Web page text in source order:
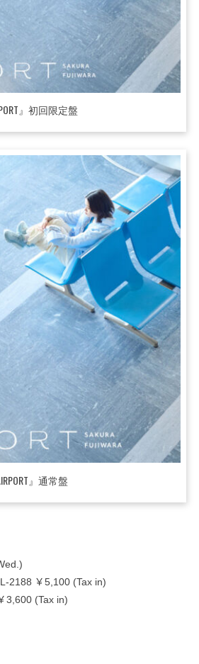
』初回限定盤
』通常盤
2188 ￥5,100 (Tax in)
3,600 (Tax in)